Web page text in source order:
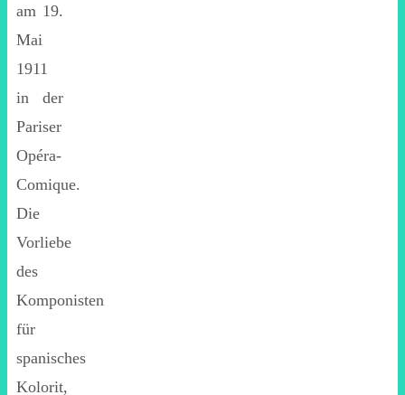
am 19.
Mai
1911
in der
Pariser
Opéra-
Comique.
Die
Vorliebe
des
Komponisten
für
spanisches
Kolorit,